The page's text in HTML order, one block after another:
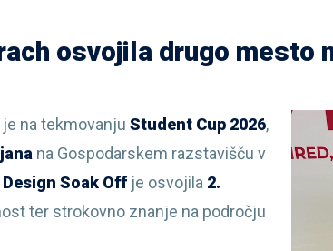
osvojila drugo mesto
je na tekmovanju Student Cup 2026,
na Gospodarskem razstavišču v
Soak Off je osvojila 2.
ter strokovno znanje na področju